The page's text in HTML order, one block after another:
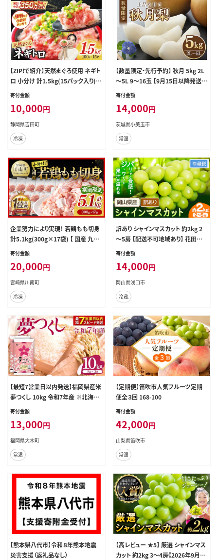
小千谷市 【0002-KY14DB00】
【ZIP!で紹介】天然まぐろ使用 ネギト
ロ 小分け 計1.5kg(15パック入り)
[Umios オーシャン 静岡県 吉田町
ロ 鮪 まぐろたたき 粗挽き ねぎとろ
丼 ネギトロ丼 小分け パック セット
冷凍 一人暮らし 便利 簡単
寄付金額
10,000円
静岡県吉田町
冷凍
【数量限定・先行予約】 秋月 5kg 2L
～5L 9～16玉 【9月15日以降発送予
定】 70-D
寄付金額
14,000円
茨城県小美玉市
常温
企業努力により実現！ 若鶏もも切身
計5.1kg(300g×17袋) 【 国産 九州
産 鶏肉 肉 とり もも肉 モモ 5.1kg
0711］
寄付金額
20,000円
宮崎県川南町
冷凍
訳あり シャインマスカット 約2kg 2
～5房 【配送不可地域あり】 花田青
果株式会社《2026年9月上旬-10月
5_14000_2kg---
寄付金額
14,000円
岡山県浅口市
冷蔵
【最短7営業日以内発送】福岡県産米
夢つくし 10kg 令和7年産 ※北海道・
沖縄・離島は配送不可 |【精米 単一
ンド米 5kg × 2 ゆめつくし】CY009
_01
寄付金額
13,000円
福岡県大木町
常温
【定期便】笛吹市人気フルーツ定期
便全３回 168-100
寄付金額
42,000円
山梨県笛吹市
常温
【熊本県八代市】令和８年熊本地震
災害支援（返礼品なし）
【高レビュー ★5】 厳選 シャインマス
カット 約2kg 3～4房《2026年9月上